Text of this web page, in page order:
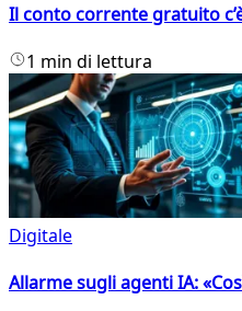
Il conto corrente gratuito
1 min di lettura
Digitale
Allarme sugli agenti IA: